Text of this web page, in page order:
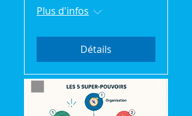
Plus d'infos
Détails